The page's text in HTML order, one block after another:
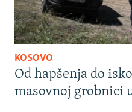
KOSOVO
Od hapšenja do
masovnoj grobnici